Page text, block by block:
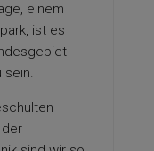
einem
ist es
sein.